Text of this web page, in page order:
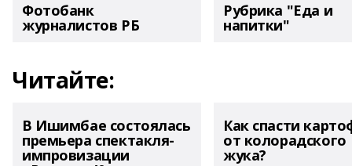
Фотобанк
журналистов РБ
Рубрика "Еда и
напитки"
Читайте:
В Ишимбае состоялась
премьера спектакля-
импровизации
Как спасти
от колорадского
жука?